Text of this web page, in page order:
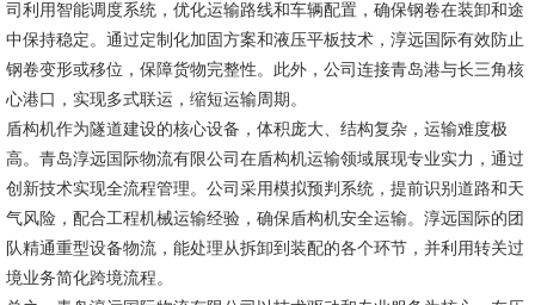
司利用智能调度系统，优化运输路线和车辆配置，确保钢卷在装卸和途
中保持稳定。通过定制化加固方案和液压平板技术，淳远国际有效防止
钢卷变形或移位，保障货物完整性。此外，公司连接青岛港与长三角核
心港口，实现多式联运，缩短运输周期。
盾构机作为隧道建设的核心设备，体积庞大、结构复杂，运输难度极
高。青岛淳远国际物流有限公司在盾构机运输领域展现专业实力，通过
创新技术实现全流程管理。公司采用模拟预判系统，提前识别道路和天
气风险，配合工程机械运输经验，确保盾构机安全运输。淳远国际的团
队精通重型设备物流，能处理从拆卸到装配的各个环节，并利用转关过
境业务简化跨境流程。